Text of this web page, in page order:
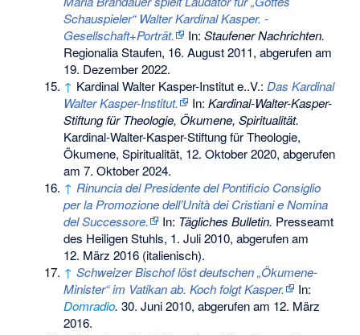
Schauspieler“ Walter Kardinal Kasper. -
Gesellschaft+Porträt.
In:Staufener Nachrichten.
Regionalia Staufen, 16. August 2011, abgerufen am
19. Dezember 2022.
↑ Kardinal Walter Kasper-Institut e..V.: Das Kardinal
Walter Kasper-Institut.
In:Kardinal-Walter-Kasper-
Stiftung für Theologie, Ökumene, Spiritualität.
Kardinal-Walter-Kasper-Stiftung für Theologie,
Ökumene, Spiritualität, 12. Oktober 2020, abgerufen
am 7. Oktober 2024.
↑ Rinuncia del Presidente del Pontificio Consiglio
per la Promozione dell’Unità dei Cristiani e Nomina
del Successore.
In: Tägliches Bulletin. Presseamt
des Heiligen Stuhls, 1. Juli 2010, abgerufen am
12. März 2016 (italienisch).
↑ Schweizer Bischof löst deutschen „Ökumene-
Minister“ im Vatikan ab. Koch folgt Kasper.
In:
Domradio. 30. Juni 2010, abgerufen am 12. März
2016.